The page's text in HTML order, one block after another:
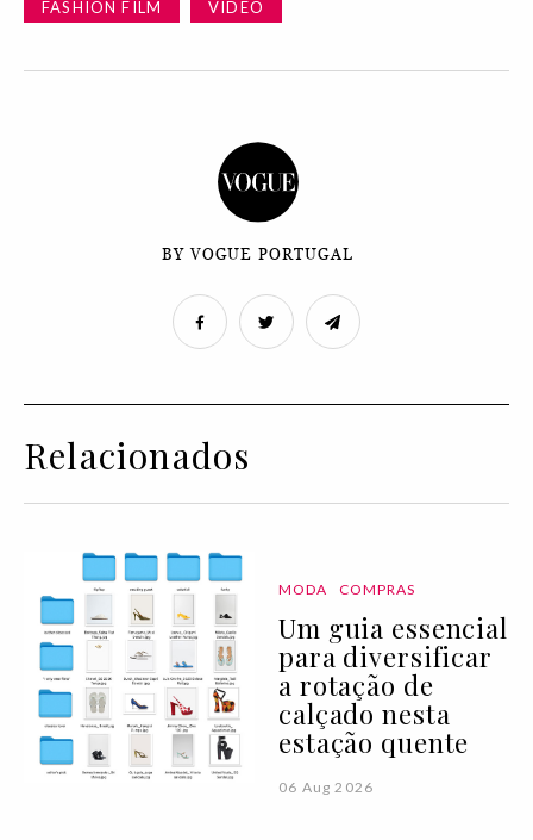
FASHION FILM VIDEO
BY VOGUE PORTUGAL
Relacionados
MODA COMPRAS
Um guia essencial
para diversificar
a rotação de
calçado nesta
estação quente
06 Aug 2026